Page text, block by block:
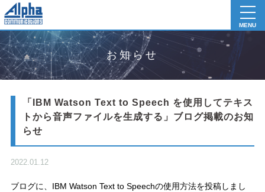
MENU
お知らせ
「IBM Watson Text to Speech を使用してテキス
トから音声ファイルを生成する」ブログ掲載のお知
らせ
2022.01.12
ブログに、IBM Watson Text to Speechの使用方法を投稿しまし